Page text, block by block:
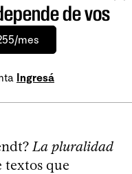
de vos
mes
Ingresá
La pluralidad
textos que